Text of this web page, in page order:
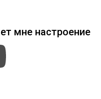
мне настроение